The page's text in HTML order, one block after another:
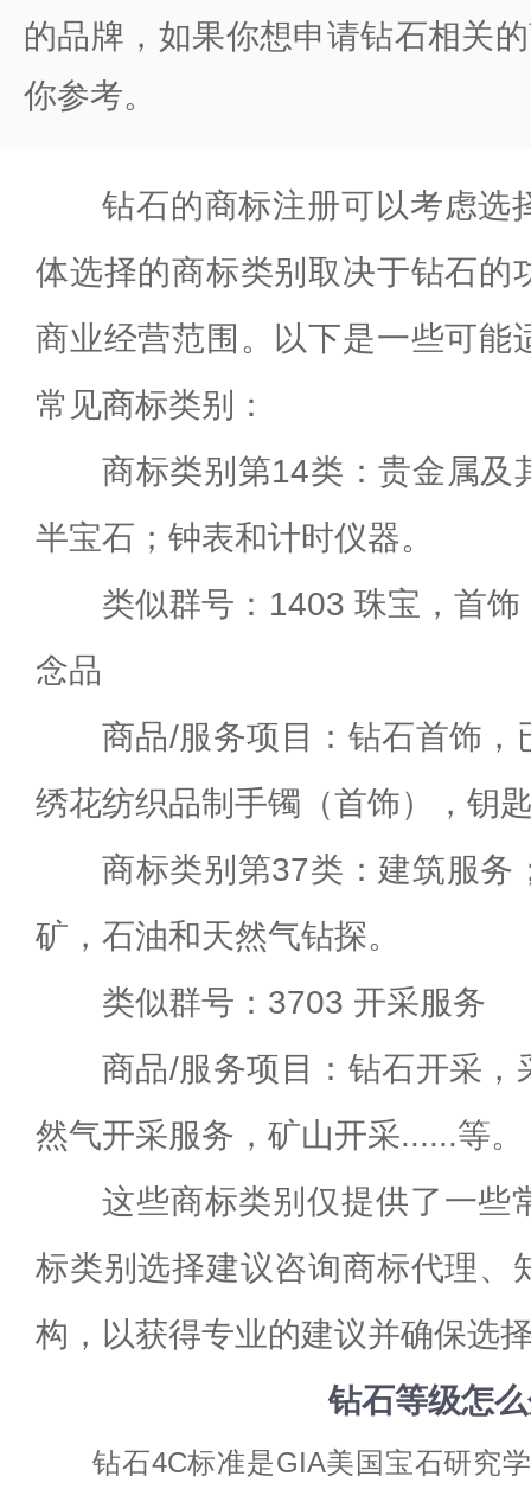
的品牌，如果你想申请钻石相关
你参考。
钻石的商标注册可以考虑选
体选择的商标类别取决于钻石的
商业经营范围。以下是一些可能
常见商标类别：
商标类别第14类：贵金属及
半宝石；钟表和计时仪器。
类似群号：1403 珠宝，首
念品
商品/服务项目：钻石首饰，
绣花纺织品制手镯（首饰），钥
商标类别第37类：建筑服务
矿，石油和天然气钻探。
类似群号：3703 开采服务
商品/服务项目：钻石开采，
然气开采服务，矿山开采......等。
这些商标类别仅提供了一些
标类别选择建议咨询商标代理、
构，以获得专业的建议并确保选
钻石等级怎
钻石4C标准是GIA美国宝石研究